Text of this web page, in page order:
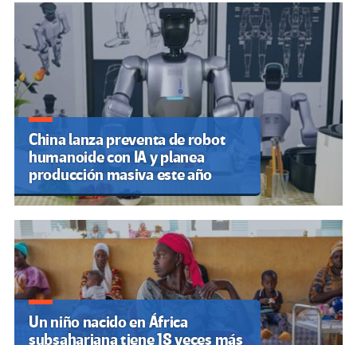
China lanza preventa de robot
humanoide con IA y planea
producción masiva este año
Un niño nacido en África
subsahariana tiene 18 veces más